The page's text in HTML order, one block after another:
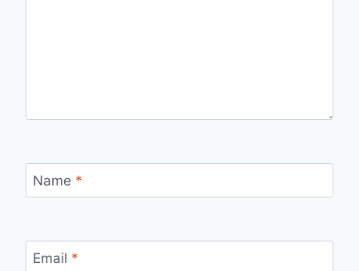
Name *
Email *